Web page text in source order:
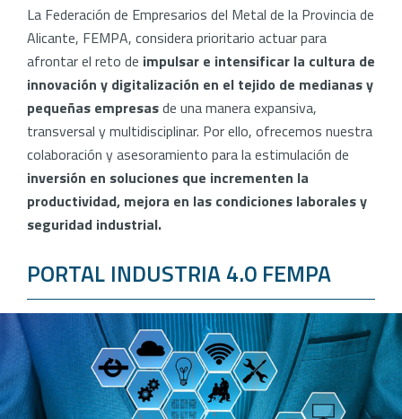
La Federación de Empresarios del Metal de la Provincia de
Alicante, FEMPA, considera prioritario actuar para
afrontar el reto de impulsar e intensificar la cultura de
innovación y digitalización en el tejido de medianas y
pequeñas empresasde una manera expansiva,
transversal y multidisciplinar. Por ello, ofrecemos nuestra
colaboración y asesoramiento para la estimulación de
inversión en soluciones que incrementen la
productividad, mejora en las condiciones laborales y
seguridad industrial.
PORTAL INDUSTRIA 4.0 FEMPA